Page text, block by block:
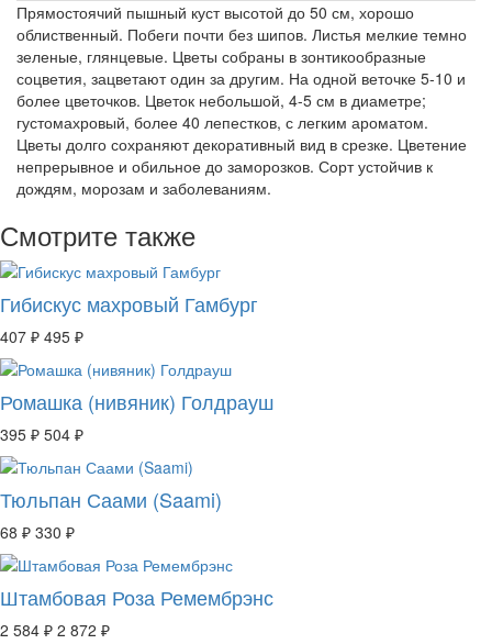
Прямостоячий пышный куст высотой до 50 см, хорошо
облиственный. Побеги почти без шипов. Листья мелкие темно
зеленые, глянцевые. Цветы собраны в зонтикообразные
соцветия, зацветают один за другим. На одной веточке 5-10 и
более цветочков. Цветок небольшой, 4-5 см в диаметре;
густомахровый, более 40 лепестков, с легким ароматом.
Цветы долго сохраняют декоративный вид в срезке. Цветение
непрерывное и обильное до заморозков. Сорт устойчив к
дождям, морозам и заболеваниям.
Смотрите также
Гибискус махровый Гамбург
407 ₽ 495 ₽
Ромашка (нивяник) Голдрауш
395 ₽ 504 ₽
Тюльпан Саами (Saami)
68 ₽ 330 ₽
Штамбовая Роза Ремембрэнс
2 584 ₽ 2 872 ₽